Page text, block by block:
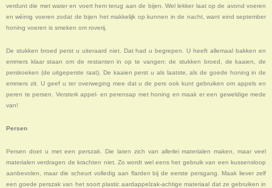
verdunt die met water en voert hem terug aan de bijen. Wel lekker laat op de avond voeren
en wéinig voeren zodat de bijen het makkelijk op kunnen in de nacht, want eind september
honing voeren is smeken om roverij.
De stukken broed perst u uiteraard niet. Dat had u begrepen. U heeft allemaal bakken en
emmers klaar staan om de restanten in op te vangen: de stukken broed, de kaaien, de
perskoeken (de uitgeperste raat). De kaaien perst u als laatste, als de goede honing in de
emmers zit. U geef u ter overweging mee dat u de pers ook kunt gebruiken om appels en
peren te persen. Versterk appel- en perensap met honing en maak er een geweldige mede
van!
Persen
Persen doet u met een perszak. Die laten zich van allerlei materialen maken, maar veel
materialen verdragen de krachten niet. Zo wordt wel eens het gebruik van een kussensloop
aanbevolen, maar die scheurt volledig aan flarden bij de eerste persgang. Maak liever zelf
een goede perszak van het soort plastic aardappelzak-achtige materiaal dat ze gebruiken in